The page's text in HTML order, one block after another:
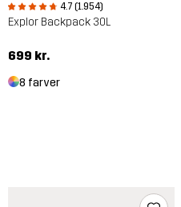
4.7 (1.954)
Explor Backpack 30L
699 kr.
8 farver